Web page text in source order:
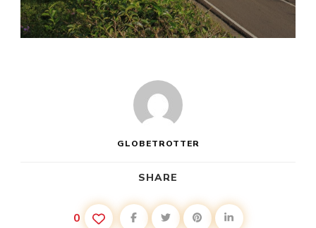
GLOBETROTTER
SHARE
0